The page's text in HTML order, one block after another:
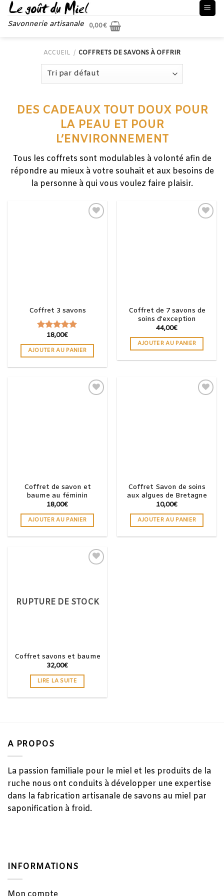
Skip
to
Savonnerie artisanale 0,00€
ACCUEIL / COFFRETS DE SAVONS À OFFRIR
DES CADEAUX TOUT DOUX POUR
LA PEAU ET POUR
L’ENVIRONNEMENT
Tous les coffrets sont modulables à volonté afin de
répondre au mieux à votre souhait et aux besoins de
la personne à qui vous voulez faire plaisir.
Coffret 3 savons
Note5.00
sur 5
18,00€
AJOUTER AU PANIER
Coffret de 7 savons de
soins d’exception
44,00€
AJOUTER AU PANIER
Coffret de savon et
baume au féminin
18,00€
AJOUTER AU PANIER
Coffret Savon de soins
aux algues de Bretagne
10,00€
AJOUTER AU PANIER
RUPTURE DE STOCK
Coffret savons et baume
32,00€
LIRE LA SUITE
A PROPOS
La passion familiale pour le miel et les produits de la
ruche nous ont conduits à développer une expertise
dans la fabrication artisanale de savons au miel par
saponification à froid.
INFORMATIONS